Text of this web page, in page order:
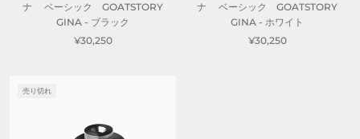
ナ ベーシック GOATSTORY
GINA - ブラック
¥30,250
ナ ベーシック GOATSTORY
GINA - ホワイト
¥30,250
売り切れ